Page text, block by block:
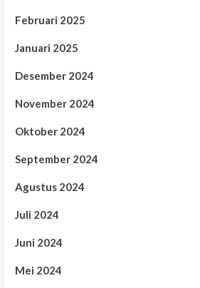
Februari 2025
Januari 2025
Desember 2024
November 2024
Oktober 2024
September 2024
Agustus 2024
Juli 2024
Juni 2024
Mei 2024